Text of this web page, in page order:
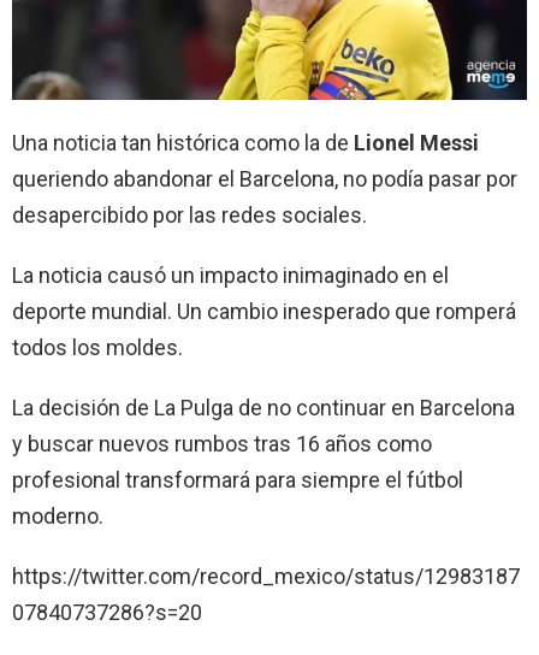
Una noticia tan histórica como la de Lionel Messi
queriendo abandonar el Barcelona, no podía pasar por
desapercibido por las redes sociales.
La noticia causó un impacto inimaginado en el
deporte mundial. Un cambio inesperado que romperá
todos los moldes.
La decisión de La Pulga de no continuar en Barcelona
y buscar nuevos rumbos tras 16 años como
profesional transformará para siempre el fútbol
moderno.
https://twitter.com/record_mexico/status/12983187
07840737286?s=20